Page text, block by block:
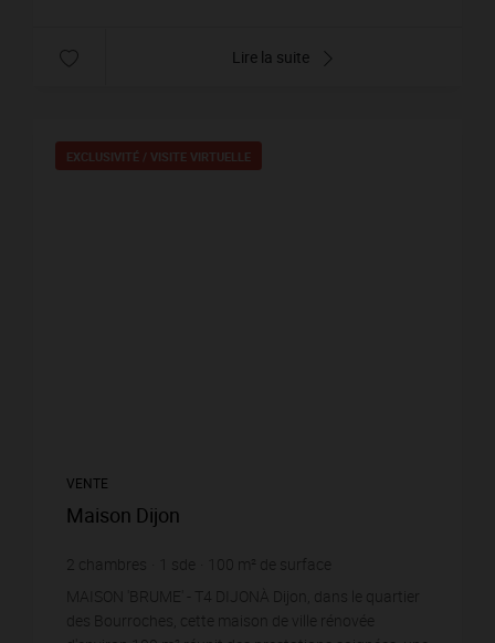
Lire la suite
EXCLUSIVITÉ / VISITE VIRTUELLE
VENTE
Maison Dijon
2 chambres sde 100 m² de surface
142 m² de terrain 3 290 € prix / m²
MAISON 'BRUME' - T4 DIJONÀ Dijon, dans le quartier
des Bourroches, cette maison de ville rénovée